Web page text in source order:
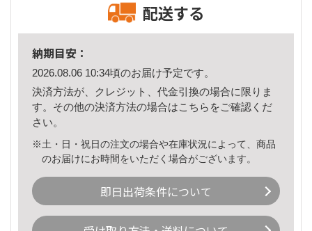
配送する
納期目安：
2026.08.06 10:34頃のお届け予定です。
決済方法が、クレジット、代金引換の場合に限りま
す。その他の決済方法の場合はこちら をご確認くだ
さい。
※土・日・祝日の注文の場合や在庫状況によって、商品
のお届けにお時間をいただく場合がございます。
即日出荷条件について